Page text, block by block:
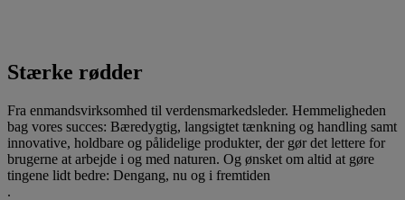
Stærke rødder
Fra enmandsvirksomhed til verdensmarkedsleder. Hemmeligheden
bag vores succes: Bæredygtig, langsigtet tænkning og handling samt
innovative, holdbare og pålidelige produkter, der gør det lettere for
brugerne at arbejde i og med naturen. Og ønsket om altid at gøre
tingene lidt bedre: Dengang, nu og i fremtiden
.